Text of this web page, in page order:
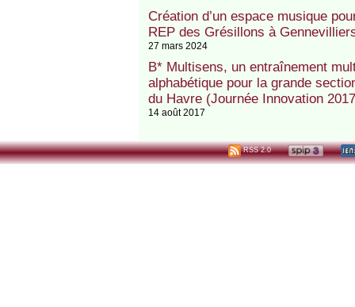
Création d’un espace musique
REP des Grésillons à
27 mars 2024
B* Multisens, un entraînement
alphabétique pour la grande
du Havre (Journée Innovation
14 août 2017
RSS 2.0